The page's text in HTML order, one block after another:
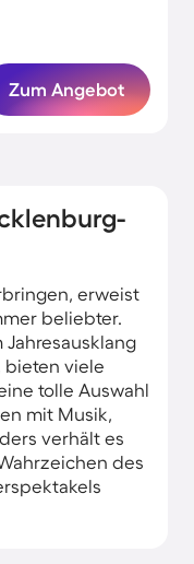
Zum Angebot
erweist
beliebter.
bieten viele
tolle Auswahl
mit Musik,
verhält es
des